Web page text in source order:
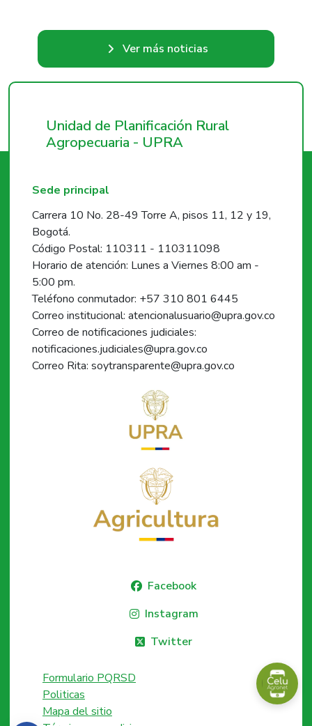
Ver más noticias
Unidad de Planificación Rural
Agropecuaria - UPRA
Sede principal
Carrera 10 No. 28-49 Torre A, pisos 11, 12 y 19,
Bogotá.
Código Postal: 110311 - 110311098
Horario de atención: Lunes a Viernes 8:00 am -
5:00 pm.
Teléfono conmutador: +57 310 801 6445
Correo institucional: atencionalusuario@upra.gov.co
Correo de notificaciones judiciales:
notificaciones.judiciales@upra.gov.co
Correo Rita: soytransparente@upra.gov.co
Facebook
Instagram
Twitter
Formulario PQRSD
Politicas
Mapa del sitio